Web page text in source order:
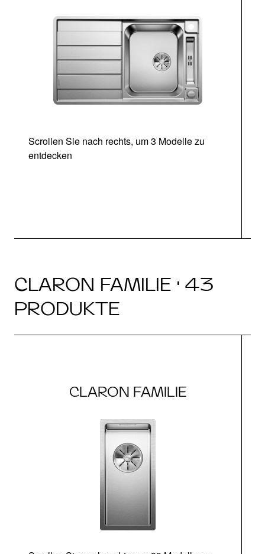
Scrollen Sie nach rechts, um 3 Modelle zu
entdecken
CLARON FAMILIE · 43
PRODUKTE
CLARON FAMILIE